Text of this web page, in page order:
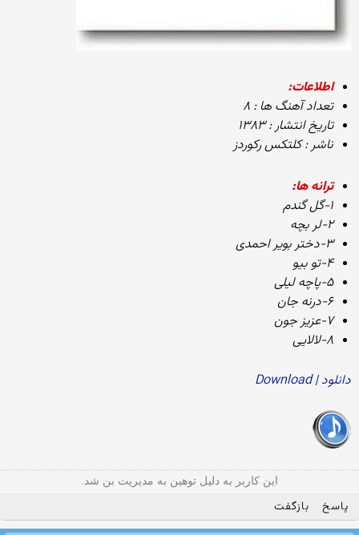
اطلاعات:
تعداد آهنگ ها : ۸
تاریخ انتشار : ۱۳۸۳
ناشر : کلتکس رکوردز
ترانه ها:
۱-گل گندم
۲-لر بچه
۳-دختر بویر احمدی
۴-تو بیو
۵-پاچه لیلی
۶-درنه جان
۷-عزیز جون
۸-لالایی
دانلود | Download
این کاربر به دلیل توهین به مدیریت بن شد.
پاسخ بازگفت